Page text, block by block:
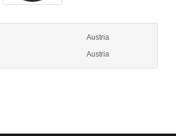
Austria
Austria